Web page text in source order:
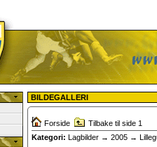
BILDEGALLERI
Forside
Tilbake til side 1
Kategori: Lagbilder → 2005 →